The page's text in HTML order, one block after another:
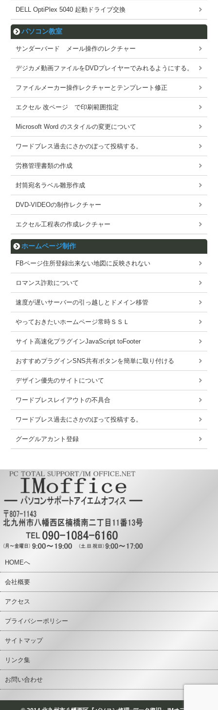
DELL OptiPlex 5040 起動ドライブ交換
パソコン教室
サンダーバード メール操作のレクチャー
デジカメ動画ファイルをDVDプレイヤーでみれるようにする。
ファイルメーカー操作レクチャーとテンプレート修正
エクセル 改ページ で印刷範囲指定
Microsoft Word のスタイルの変更について
ワードブレス過去にさかのぼって投稿する。
労務管理書類の作成
封筒宛名ラベル雛形作成
DVD-VIDEOの制作レクチャー
エクセル工程表の作成レクチャー
ホームページ制作
FBページ住所登録出来ない地図に反映されない
ロマンス詐欺について
速度が遅いサーバーの引っ越しとドメイン移管
やっておきたいホームページ常時ＳＳＬ
サイト高速化プラグインJavaScript toFooter
おすすめプラグインSNS共有ボタンを簡単に取り付ける
デザイン優先のサイトについて
ワードブレスレイアウトの不具合
ワードブレス過去にさかのぼって投稿する。
グーグルアカント登録
HOMEへ
会社概要
アクセス
プライバシーポリシー
サイトマップ
リンク集
お問い合わせ